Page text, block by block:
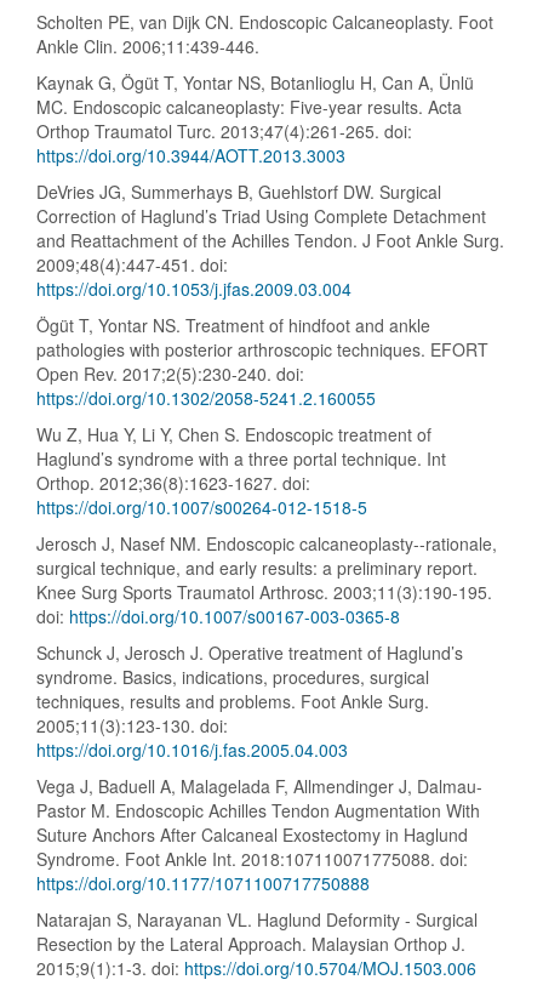
Scholten PE, van Dijk CN. Endoscopic Calcaneoplasty. Foot
Ankle Clin. 2006;11:439-446.
Kaynak G, Ögüt T, Yontar NS, Botanlioglu H, Can A, Ünlü
MC. Endoscopic calcaneoplasty: Five-year results. Acta
Orthop Traumatol Turc. 2013;47(4):261-265. doi:
https://doi.org/10.3944/AOTT.2013.3003
DeVries JG, Summerhays B, Guehlstorf DW. Surgical
Correction of Haglund’s Triad Using Complete Detachment
and Reattachment of the Achilles Tendon. J Foot Ankle Surg.
2009;48(4):447-451. doi:
https://doi.org/10.1053/j.jfas.2009.03.004
Ögüt T, Yontar NS. Treatment of hindfoot and ankle
pathologies with posterior arthroscopic techniques. EFORT
Open Rev. 2017;2(5):230-240. doi:
https://doi.org/10.1302/2058-5241.2.160055
Wu Z, Hua Y, Li Y, Chen S. Endoscopic treatment of
Haglund’s syndrome with a three portal technique. Int
Orthop. 2012;36(8):1623-1627. doi:
https://doi.org/10.1007/s00264-012-1518-5
Jerosch J, Nasef NM. Endoscopic calcaneoplasty--rationale,
surgical technique, and early results: a preliminary report.
Knee Surg Sports Traumatol Arthrosc. 2003;11(3):190-195.
doi: https://doi.org/10.1007/s00167-003-0365-8
Schunck J, Jerosch J. Operative treatment of Haglund’s
syndrome. Basics, indications, procedures, surgical
techniques, results and problems. Foot Ankle Surg.
2005;11(3):123-130. doi:
https://doi.org/10.1016/j.fas.2005.04.003
Vega J, Baduell A, Malagelada F, Allmendinger J, Dalmau-
Pastor M. Endoscopic Achilles Tendon Augmentation With
Suture Anchors After Calcaneal Exostectomy in Haglund
Syndrome. Foot Ankle Int. 2018:107110071775088. doi:
https://doi.org/10.1177/1071100717750888
Natarajan S, Narayanan VL. Haglund Deformity - Surgical
Resection by the Lateral Approach. Malaysian Orthop J.
2015;9(1):1-3. doi: https://doi.org/10.5704/MOJ.1503.006